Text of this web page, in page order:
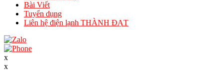
Bài Viết
Tuyển dụng
Liên hệ điện lạnh THÀNH ĐẠT
x
x